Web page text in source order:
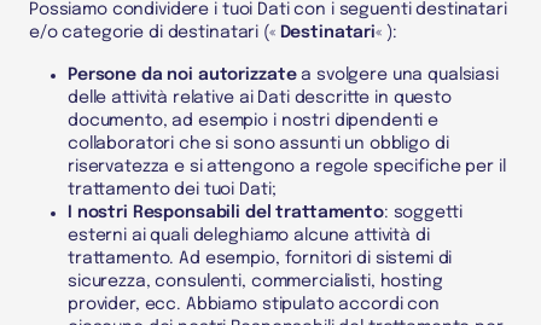
Possiamo condividere i tuoi Dati con i seguenti destinatari
e/o categorie di destinatari (« Destinatari« ):
Persone da noi autorizzate a svolgere una qualsiasi
delle attività relative ai Dati descritte in questo
documento, ad esempio i nostri dipendenti e
collaboratori che si sono assunti un obbligo di
riservatezza e si attengono a regole specifiche per il
trattamento dei tuoi Dati;
I nostri Responsabili del trattamento: soggetti
esterni ai quali deleghiamo alcune attività di
trattamento. Ad esempio, fornitori di sistemi di
sicurezza, consulenti, commercialisti, hosting
provider, ecc. Abbiamo stipulato accordi con